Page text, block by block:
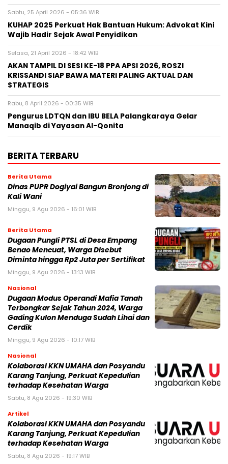
Sabtu, 25 April 2026 - 05:36 WIB
KUHAP 2025 Perkuat Hak Bantuan Hukum: Advokat Kini
Wajib Hadir Sejak Awal Penyidikan
Selasa, 21 April 2026 - 18:42 WIB
AKAN TAMPIL DI SESI KE-18 PPA APSI 2026, ROSZI
KRISSANDI SIAP BAWA MATERI PALING AKTUAL DAN
STRATEGIS
Rabu, 8 April 2026 - 00:35 WIB
Pengurus LDTQN dan IBU BELA Palangkaraya Gelar
Manaqib di Yayasan Al-Qonita
BERITA TERBARU
Berita Utama
Dinas PUPR Dogiyai Bangun Bronjong di
Kali Wani
Minggu, 9 Agu 2026 - 16:01 WIB
Berita Utama
Dugaan Pungli PTSL di Desa Empang
Benao Mencuat, Warga Disebut
Diminta hingga Rp2 Juta per Sertifikat
Minggu, 9 Agu 2026 - 13:13 WIB
Nasional
Dugaan Modus Operandi Mafia Tanah
Terbongkar Sejak Tahun 2024, Warga
Gading Kulon Menduga Sudah Lihai dan
Cerdik
Minggu, 9 Agu 2026 - 10:17 WIB
Nasional
Kolaborasi KKN UMAHA dan Posyandu
Karang Tanjung, Perkuat Kepedulian
terhadap Kesehatan Warga
Sabtu, 8 Agu 2026 - 19:30 WIB
Artikel
Kolaborasi KKN UMAHA dan Posyandu
Karang Tanjung, Perkuat Kepedulian
terhadap Kesehatan Warga
Sabtu, 8 Agu 2026 - 19:17 WIB